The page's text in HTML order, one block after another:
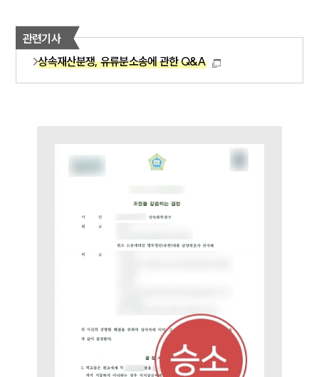
그룹소개
그룹소개
대륜의 강점
글로벌 파트너 로펌
업무사례
주요 업무사례
사례분석/최신동향
관련기사
상속재산분쟁, 유류분소송에 관한 Q&A